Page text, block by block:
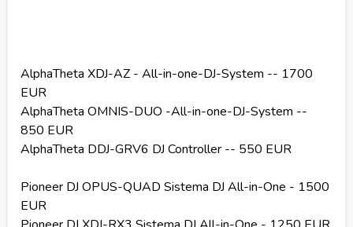
AlphaTheta XDJ-AZ - All-in-one-DJ-System -- 1700
EUR
AlphaTheta OMNIS-DUO -All-in-one-DJ-System --
850 EUR
AlphaTheta DDJ-GRV6 DJ Controller -- 550 EUR
Pioneer DJ OPUS-QUAD Sistema DJ All-in-One - 1500
EUR